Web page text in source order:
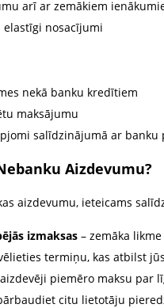
arī ar zemākiem
elastīgi nosacījumi
nekā banku kredītiem
maksājumu
salīdzinājumā ar banku
Aizdevumu?
aizdevumu, ieteicams
izmaksas – zemāka
termiņu, kas atbilst
piemēro maksu par
citu lietotāju